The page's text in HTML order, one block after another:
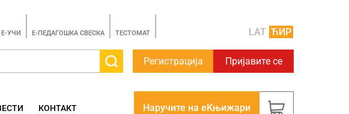
E-УЧИ Е-ПЕДАГОШКА СВЕСКА TЕСТОМАТ LAT ЋИР
Регистрација Пријавите се
КОНТАКТ Наручите на еКњижари